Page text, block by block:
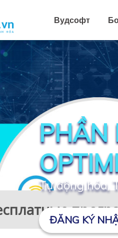
Вудсофт
PHẦN
Tự động hóa,
ĐĂNG KÝ